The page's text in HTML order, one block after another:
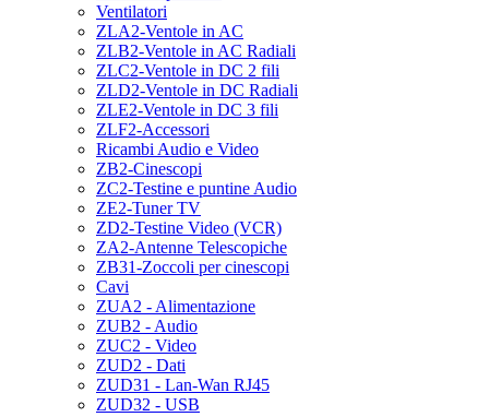
Ventilatori
ZLA2-Ventole in AC
ZLB2-Ventole in AC Radiali
ZLC2-Ventole in DC 2 fili
ZLD2-Ventole in DC Radiali
ZLE2-Ventole in DC 3 fili
ZLF2-Accessori
Ricambi Audio e Video
ZB2-Cinescopi
ZC2-Testine e puntine Audio
ZE2-Tuner TV
ZD2-Testine Video (VCR)
ZA2-Antenne Telescopiche
ZB31-Zoccoli per cinescopi
Cavi
ZUA2 - Alimentazione
ZUB2 - Audio
ZUC2 - Video
ZUD2 - Dati
ZUD31 - Lan-Wan RJ45
ZUD32 - USB